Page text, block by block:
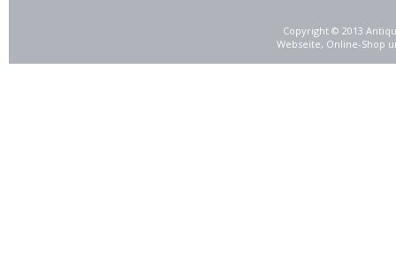
Copyright © 2013
Webseite, Online-Shop